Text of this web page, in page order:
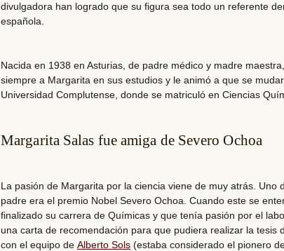
divulgadora han logrado que su figura sea todo un referente
española.
Nacida en 1938 en Asturias, de padre médico y madre
siempre a Margarita en sus estudios y le animó a que se
Universidad Complutense, donde se matriculó en Ciencias
Margarita Salas fue amiga de Severo Ochoa
La pasión de Margarita por la ciencia viene de muy atrás. Uno
padre era el premio Nobel Severo Ochoa . Cuando este se
finalizado su carrera de Químicas y que tenía pasión por el
una carta de recomendación para que pudiera realizar la tesis
con el equipo de Alberto Sols (estaba considerado el pionero